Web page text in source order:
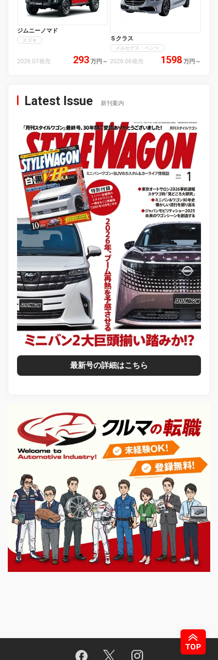
ジムニーノマド
スズキ
2026.07発売 293 万円 ～
Ｓクラス
メルセデス・ベンツ
2026.06発売 1598 万円 ～
Latest Issue 新刊案内
最新号の詳細はこちら